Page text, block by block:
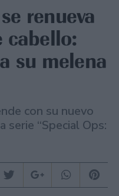
renueva
cabello:
su melena
con su nuevo
serie “Special Ops: